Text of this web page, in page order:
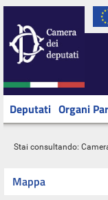
Deputati Organi
Stai consultando:
Mappa